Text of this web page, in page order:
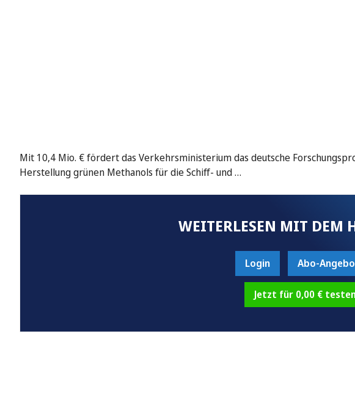
Mit 10,4 Mio. € fördert das Verkehrsministerium das deutsche
Herstellung grünen Methanols für die Schiff- und …
WEITERLESEN MIT DEM
Login Abo-
Jetzt für 0,00 €